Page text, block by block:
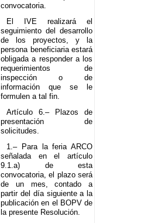
convocatoria.
El IVE realizará el
seguimiento del desarrollo
de los proyectos, y la
persona beneficiaria estará
obligada a responder a los
requerimientos de
inspección o de
información que se le
formulen a tal fin.
Artículo 6.– Plazos de
presentación de
solicitudes.
1.– Para la feria ARCO
señalada en el artículo
9.1.a) de esta
convocatoria, el plazo será
de un mes, contado a
partir del día siguiente a la
publicación en el BOPV de
la presente Resolución.